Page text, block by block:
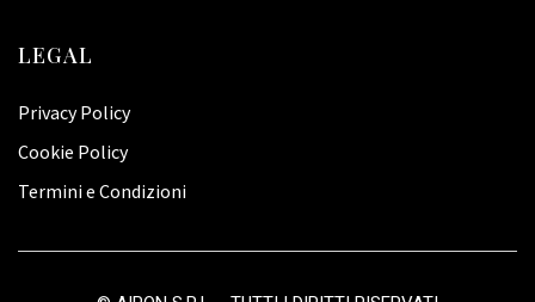
LEGAL
Privacy Policy
Cookie Policy
Termini e Condizioni